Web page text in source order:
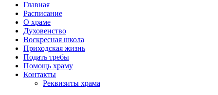
Главная
Расписание
О храме
Духовенство
Воскресная школа
Приходская жизнь
Подать требы
Помощь храму
Контакты
Реквизиты храма